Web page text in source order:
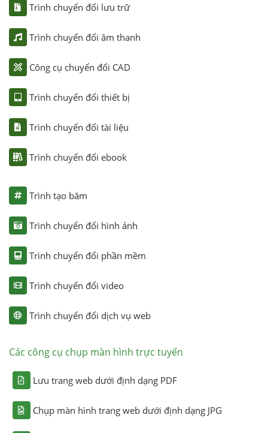
Trình chuyển đổi lưu trữ
Trình chuyển đổi âm thanh
Công cụ chuyển đổi CAD
Trình chuyển đổi thiết bị
Trình chuyển đổi tài liệu
Trình chuyển đổi ebook
Trình tạo băm
Trình chuyển đổi hình ảnh
Trình chuyển đổi phần mềm
Trình chuyển đổi video
Trình chuyển đổi dịch vụ web
Các công cụ chụp màn hình trực tuyến
Lưu trang web dưới định dạng PDF
Chụp màn hình trang web dưới định dạng JPG